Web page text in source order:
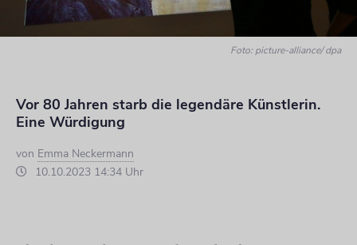
Foto: picture-alliance/ dpa
Vor 80 Jahren starb die legendäre Künstlerin.
Eine Würdigung
von Emma Neckermann
10.10.2023 14:34 Uhr